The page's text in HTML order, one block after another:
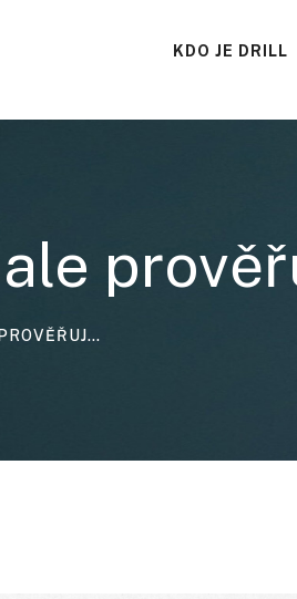
KDO JE DRILL